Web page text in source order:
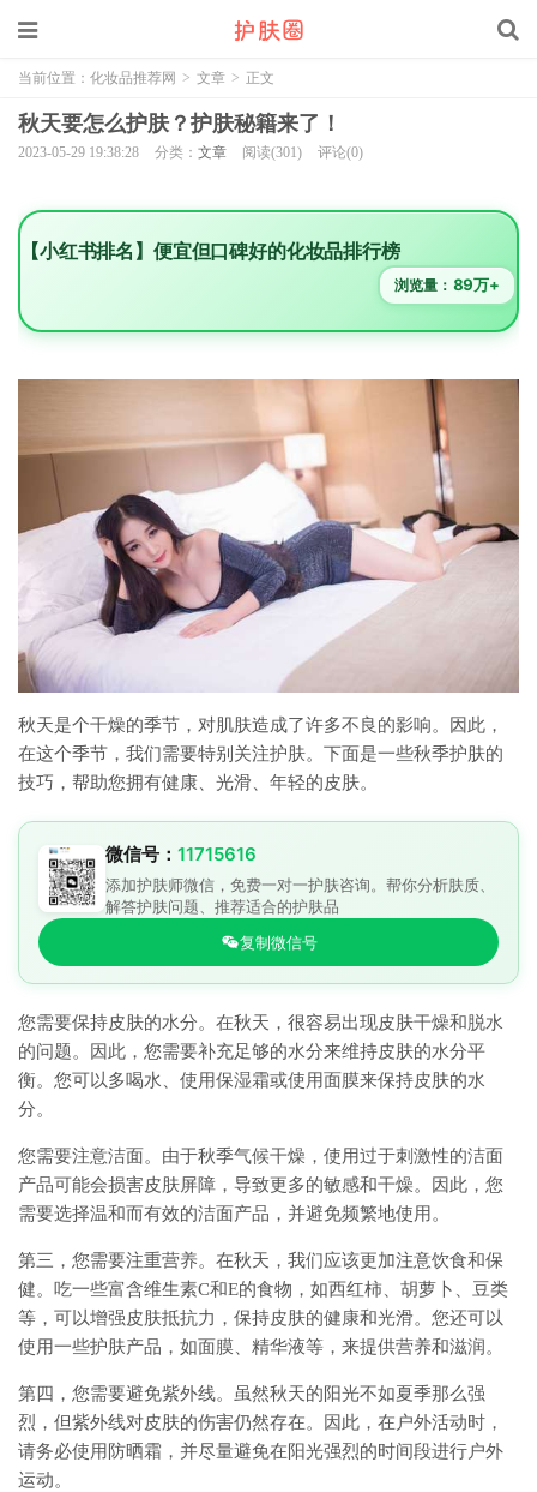
当前位置： 化妆品推荐网 > 文章 > 正文
秋天要怎么护肤？护肤秘籍来了！
2023-05-29 19:38:28 分类： 文章 阅读(301) 评论(0)
【小红书排名】便宜但口碑好的化妆品排行榜
浏览量： 89万+
秋天是个干燥的季节，对肌肤造成了许多不良的影响。因此，
在这个季节，我们需要特别关注护肤。下面是一些秋季护肤的
技巧，帮助您拥有健康、光滑、年轻的皮肤。
微信号： 11715616
添加护肤师微信，免费一对一护肤咨询。帮你分析肤质、
解答护肤问题、推荐适合的护肤品
复制微信号
您需要保持皮肤的水分。在秋天，很容易出现皮肤干燥和脱水
的问题。因此，您需要补充足够的水分来维持皮肤的水分平
衡。您可以多喝水、使用保湿霜或使用面膜来保持皮肤的水
分。
您需要注意洁面。由于秋季气候干燥，使用过于刺激性的洁面
产品可能会损害皮肤屏障，导致更多的敏感和干燥。因此，您
需要选择温和而有效的洁面产品，并避免频繁地使用。
第三，您需要注重营养。在秋天，我们应该更加注意饮食和保
健。吃一些富含维生素C和E的食物，如西红柿、胡萝卜、豆类
等，可以增强皮肤抵抗力，保持皮肤的健康和光滑。您还可以
使用一些护肤产品，如面膜、精华液等，来提供营养和滋润。
第四，您需要避免紫外线。虽然秋天的阳光不如夏季那么强
烈，但紫外线对皮肤的伤害仍然存在。因此，在户外活动时，
请务必使用防晒霜，并尽量避免在阳光强烈的时间段进行户外
运动。